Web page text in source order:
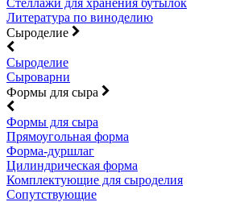
Стеллажи для хранения бутылок
Литература по виноделию
Сыроделие
Сыроделие
Сыроварни
Формы для сыра
Формы для сыра
Прямоугольная форма
Форма-дуршлаг
Цилиндрическая форма
Комплектующие для сыроделия
Сопутствующие